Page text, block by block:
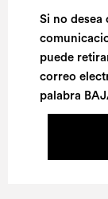
Si no
puede
correo
palabra